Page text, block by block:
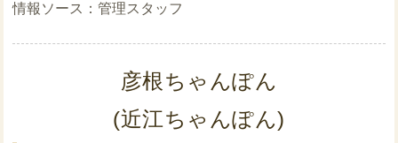
管理スタッフ
彦根ちゃんぽん
(近江ちゃんぽん)